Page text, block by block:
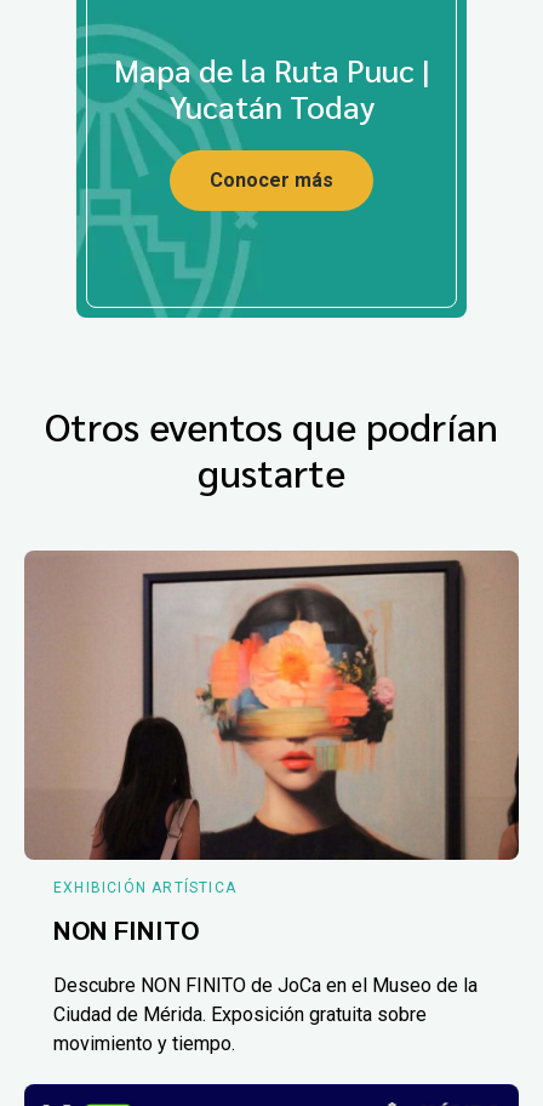
Mapa de la Ruta Puuc |
Yucatán Today
Conocer más
Otros eventos que podrían
gustarte
EXHIBICIÓN ARTÍSTICA
NON FINITO
Descubre NON FINITO de JoCa en el Museo de la
Ciudad de Mérida. Exposición gratuita sobre
movimiento y tiempo.